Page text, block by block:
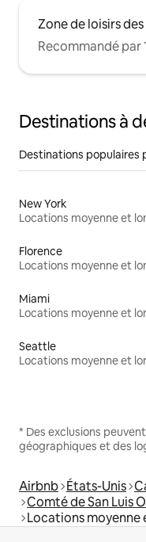
Zone de loisirs
Recommandé par
Destinations à
Destinations populaires
New York
Florence
Miami
Seattle
* Des exclusions
géographiques et des
Airbnb États-Unis
Comté de San Luis
Locations moyenne